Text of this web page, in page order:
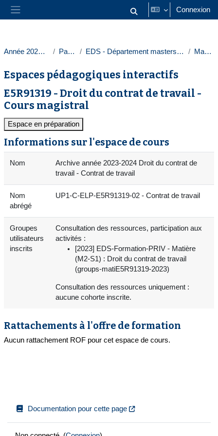
Passer au contenu principal
Panneau latéral Activer/désactiver la saisie
Connexion
Année 2023-2024 Paris 1 EDS - Département masters droit privé Masters
Espaces pédagogiques interactifs
E5R91319 - Droit du contrat de travail -
Cours magistral
Espace en préparation
Informations sur l'espace de cours
Nom
Archive année 2023-2024 Droit du contrat de
travail - Contrat de travail
Nom
abrégé
UP1-C-ELP-E5R91319-02 - Contrat de travail
Groupes
utilisateurs
inscrits
Consultation des ressources, participation aux
activités :
[2023] EDS-Formation-PRIV - Matière
(M2-S1) : Droit du contrat de travail
(groups-matiE5R91319-2023)
Consultation des ressources uniquement :
aucune cohorte inscrite.
Rattachements à l'offre de formation
Aucun rattachement ROF pour cet espace de cours.
Documentation pour cette page